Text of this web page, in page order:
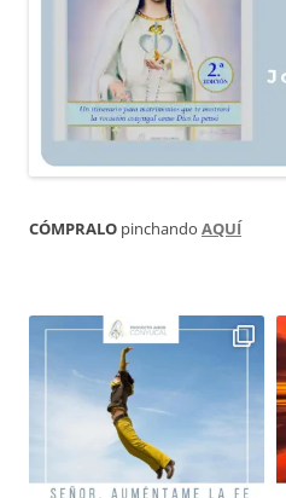
CÓMPRALO pinchando AQUÍ